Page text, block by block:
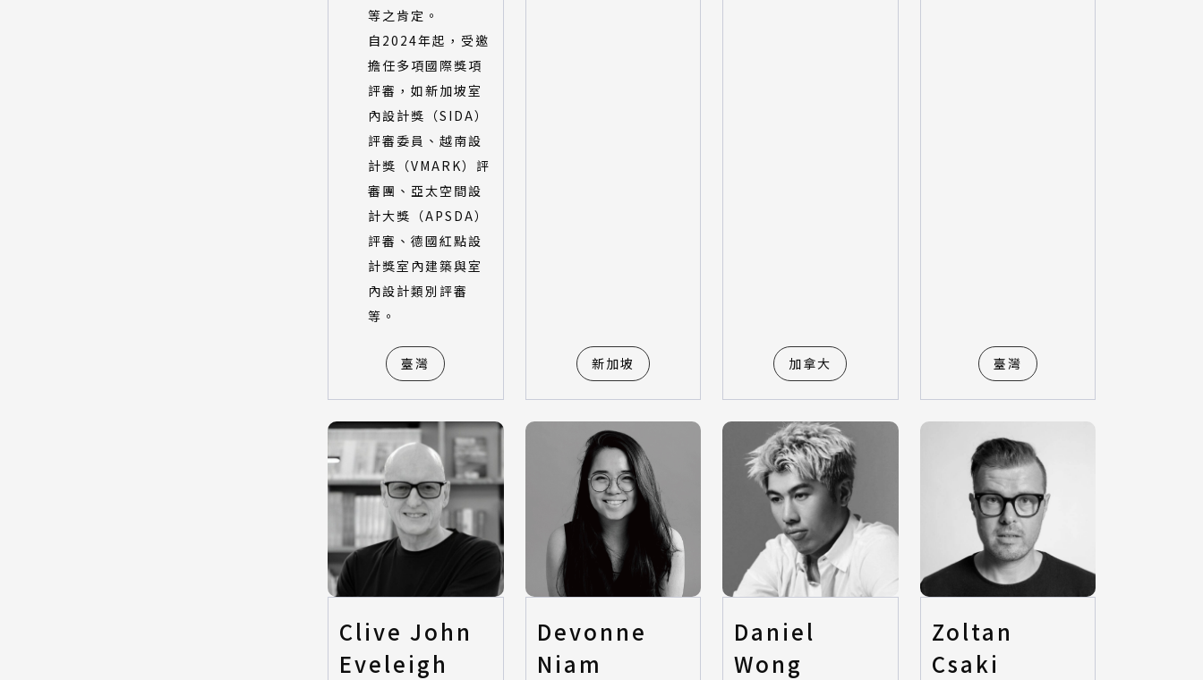
等之肯定。
自2024年起，受邀
擔任多項國際獎項
評審，如新加坡室
內設計獎（SIDA）
評審委員、越南設
計獎（VMARK）評
審團、亞太空間設
計大獎（APSDA）
評審、德國紅點設
計獎室內建築與室
內設計類別評審
等。
臺灣 新加坡 加拿大 臺灣
Clive John
Eveleigh
Devonne
Niam
Daniel
Wong
Zoltan
Csaki